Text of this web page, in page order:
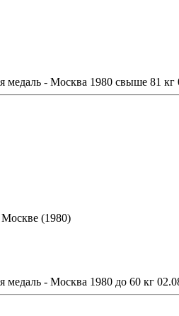
медаль - Москва 1980 свыше 81 кг
(1980)
медаль - Москва 1980 до 60 кг